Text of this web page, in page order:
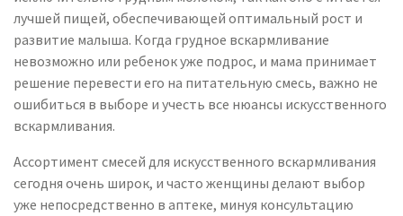
лучшей пищей, обеспечивающей оптимальный рост и
развитие малыша. Когда грудное вскармливание
невозможно или ребенок уже подрос, и мама принимает
решение перевести его на питательную смесь, важно не
ошибиться в выборе и учесть все нюансы искусственного
вскармливания.
Ассортимент смесей для искусственного вскармливания
сегодня очень широк, и часто женщины делают выбор
уже непосредственно в аптеке, минуя консультацию